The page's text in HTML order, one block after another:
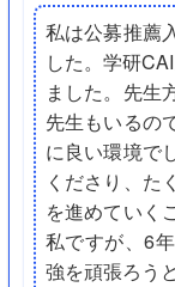
私は公募推薦
した。学研
ました。先生
先生もいるの
に良い環境で
くださり、た
を進めていく
私ですが、6
強を頑張ろう